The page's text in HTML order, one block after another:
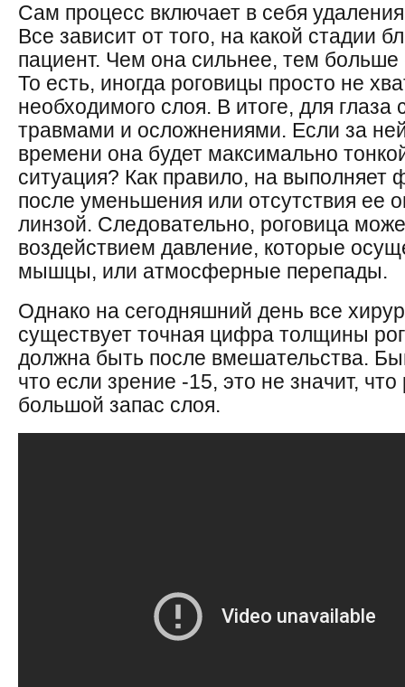
Сам процесс включает в себя
Все зависит от того, на какой стадии
пациент. Чем она сильнее, тем больше
То есть, иногда роговицы просто не
необходимого слоя. В итоге, для
травмами и осложнениями. Если за
времени она будет максимально
ситуация? Как правило, на выполняет
после уменьшения или отсутствия ее
линзой. Следовательно, роговица
воздействием давление, которые
мышцы, или атмосферные перепады.
Однако на сегодняшний день все
существует точная цифра толщины
должна быть после вмешательства.
что если зрение -15, это не значит,
большой запас слоя.